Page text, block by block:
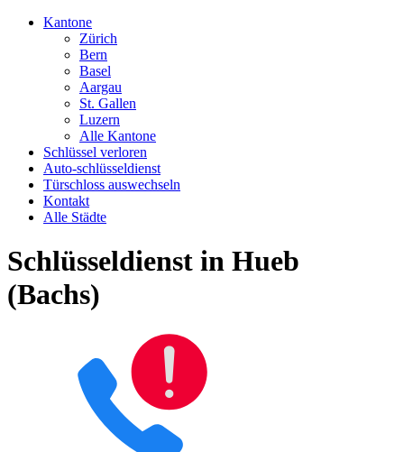
Kantone
Zürich
Bern
Basel
Aargau
St. Gallen
Luzern
Alle Kantone
Schlüssel verloren
Auto-schlüsseldienst
Türschloss auswechseln
Kontakt
Alle Städte
Schlüsseldienst in Hueb
(Bachs)